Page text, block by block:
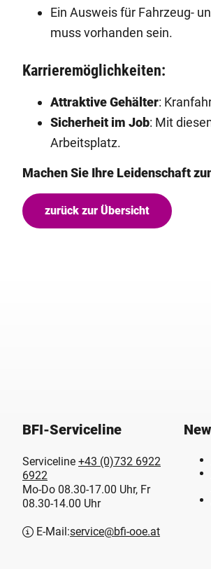
Ein Ausweis für Fahrzeug-
muss vorhanden sein.
Karrieremöglichkeiten:
Attraktive Gehälter:
Sicherheit im Job: Mit
Arbeitsplatz.
Machen Sie Ihre Leidenschaft
zurück zur Übersicht
BFI-Serviceline
Serviceline +43 (0)732 6922
6922
Mo-Do 08.30-17.00 Uhr, Fr
08.30-14.00 Uhr
E-Mail:service@bfi-ooe.at